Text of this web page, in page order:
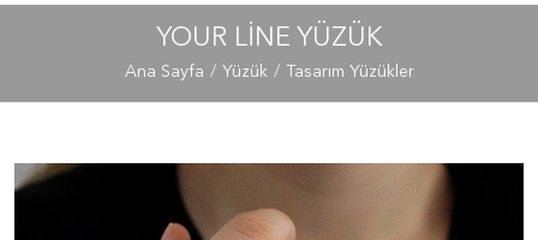
YOUR LINE YÜZÜK
Ana Sayfa Yüzük Tasarım Yüzükler